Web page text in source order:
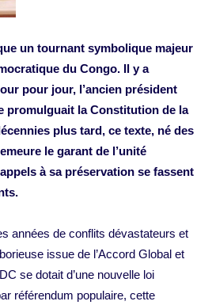
un tournant symbolique majeur
du Congo. Il y a
pour jour, l’ancien président
promulguait la Constitution de la
plus tard, ce texte, né des
le garant de l’unité
à sa préservation se fassent
années de conflits dévastateurs et
issue de l’Accord Global et
se dotait d’une nouvelle loi
référendum populaire, cette